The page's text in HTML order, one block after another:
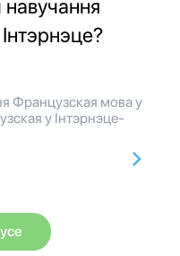
навучання
Французская мова у
у Інтэрнэце-